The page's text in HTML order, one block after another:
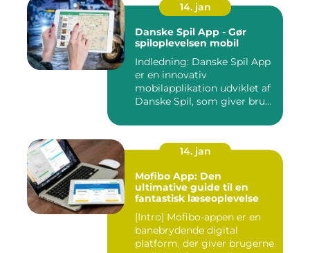
14. jan
Danske Spil App - Gør
spiloplevelsen mobil
Indledning: Danske Spil App
er en innovativ
mobilapplikation udviklet af
Danske Spil, som giver bru...
14. jan
Mofibo App: Den
ultimative guide til en
fantastisk læseoplevelse
[Intro] Mofibo-appen er en
banebrydende digital
platform, der giver brugerne